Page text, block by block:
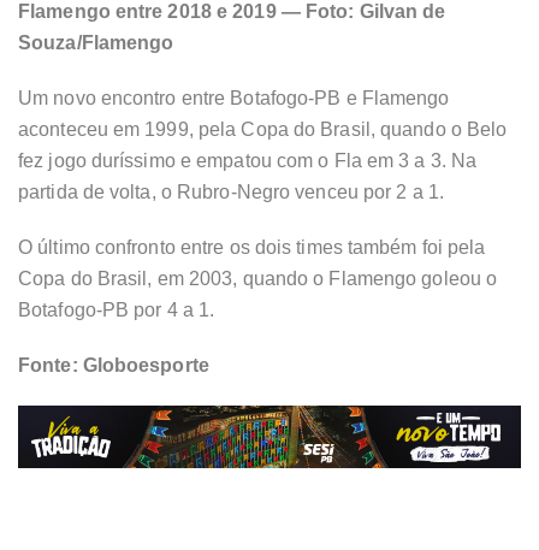
Flamengo entre 2018 e 2019 — Foto: Gilvan de
Souza/Flamengo
Um novo encontro entre Botafogo-PB e Flamengo
aconteceu em 1999, pela Copa do Brasil, quando o Belo
fez jogo duríssimo e empatou com o Fla em 3 a 3. Na
partida de volta, o Rubro-Negro venceu por 2 a 1.
O último confronto entre os dois times também foi pela
Copa do Brasil, em 2003, quando o Flamengo goleou o
Botafogo-PB por 4 a 1.
Fonte: Globoesporte